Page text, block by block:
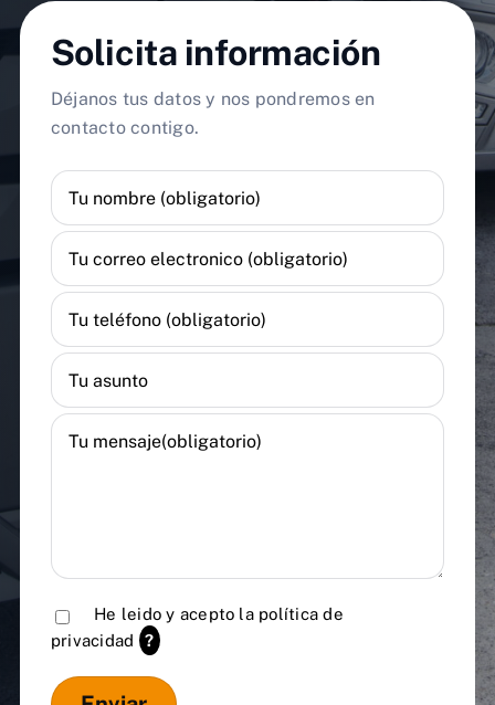
Solicita información
Déjanos tus datos y nos pondremos en
contacto contigo.
He leido y acepto la política de
privacidad
?